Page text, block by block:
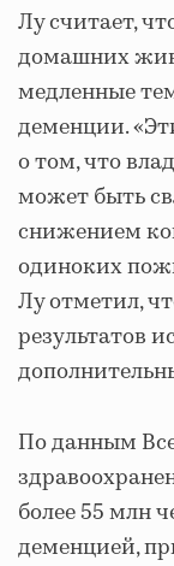
Лу считает,
домашних
медленные
деменции.
о том, что
может быть
снижением
одиноких
Лу отметил,
результатов
По данным
более 55 млн
деменцией,